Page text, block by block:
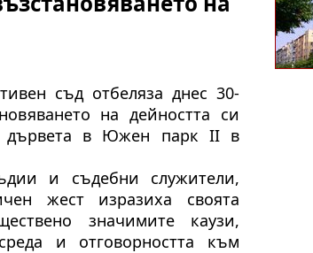
съд отбеляза днес 30-
на дейността си
дървета в Южен парк II в
и съдебни служители,
жест изразиха своята
значимите каузи,
и отговорността към